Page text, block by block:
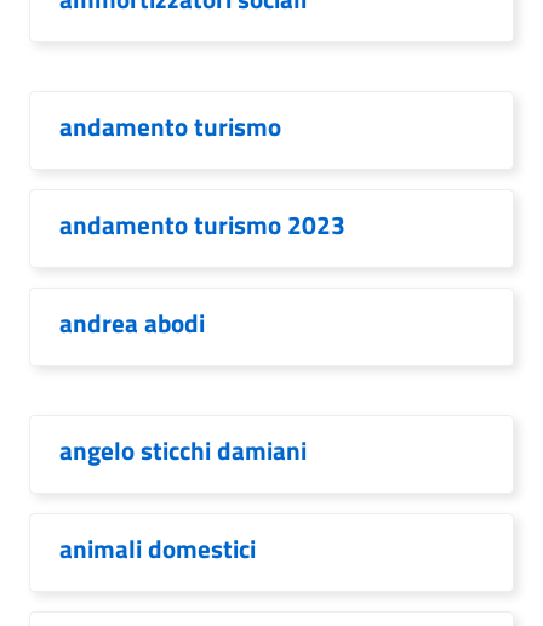
andamento turismo
andamento turismo 2023
andrea abodi
angelo sticchi damiani
animali domestici